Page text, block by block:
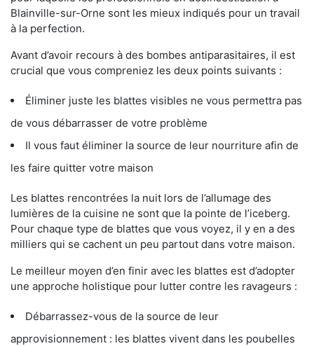
Blainville-sur-Orne sont les mieux indiqués pour un travail
à la perfection.
Avant d’avoir recours à des bombes antiparasitaires, il est
crucial que vous compreniez les deux points suivants :
Éliminer juste les blattes visibles ne vous permettra pas
de vous débarrasser de votre problème
Il vous faut éliminer la source de leur nourriture afin de
les faire quitter votre maison
Les blattes rencontrées la nuit lors de l’allumage des
lumières de la cuisine ne sont que la pointe de l’iceberg.
Pour chaque type de blattes que vous voyez, il y en a des
milliers qui se cachent un peu partout dans votre maison.
Le meilleur moyen d’en finir avec les blattes est d’adopter
une approche holistique pour lutter contre les ravageurs :
Débarrassez-vous de la source de leur
approvisionnement : les blattes vivent dans les poubelles